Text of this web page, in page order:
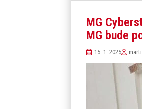
MG
MG bude
15. 1. 2025